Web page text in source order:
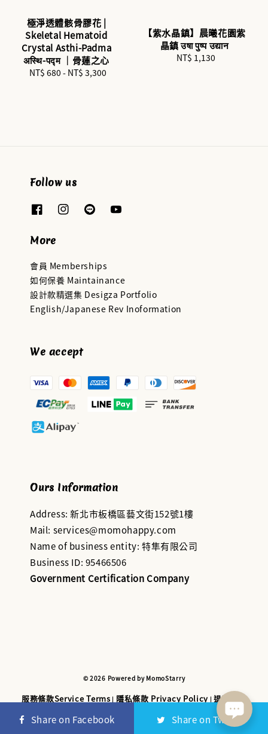
極淨透體骸骨膠花 |
Skeletal Hematoid
Crystal Asthi-Padma
अस्थि-पद्म ｜骨蓮之心
Regular
NT$ 680 - NT$ 3,300
【紫水晶鎮】晨曦花園紫
晶鎮 उषा पुष्प उद्यान
Regular
NT$ 1,130
Follow us
More
會員 Memberships
如何保養 Maintainance
設計款精選集 Desigza Portfolio
English/Japanese Rev Inoformation
We accept
Ours Information
Address: 新北市板橋區藝文街152號1樓
Mail: services@momohappy.com
Name of business entity: 特隼有限公司
Business ID: 95466506
Government Certification Company
© 2026 Powered by MomoStarry
服務條款Service Terms | 隱私條款 Privacy Policy |退款與退
Share on Facebook Share on Twitter